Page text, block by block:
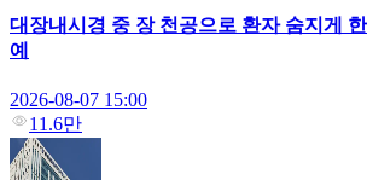
대장내시경 중 장 천공으로 환자 숨지게
예
2026-08-07 15:00
11.6만